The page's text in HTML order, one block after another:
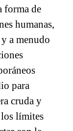
forma de
humanas,
a menudo
para
cruda y
límites